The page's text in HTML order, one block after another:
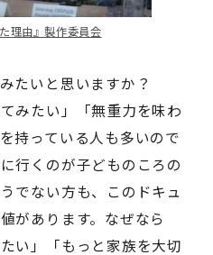
理由』製作委員会
たいと思いますか？
みたい」「無重力を味わ
持っている人も多いので
行くのが子どものころの
でない方も、このドキュ
があります。なぜなら
い」「もっと家族を大切